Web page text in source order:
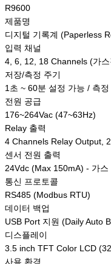
R9600
제품명
디지털 기록계 (Paperless
입력 채널
4, 6, 12, 18 Channels (가
저장/측정 주기
1초 ~ 60분 설정 가능 / 측
전원 공급
176~264Vac (47~63Hz)
Relay 출력
4 Channels Relay Output,
센서 전원 출력
24Vdc (Max 150mA) - 가스
통신 프로토콜
RS485 (Modbus RTU)
데이터 백업
USB Port 지원 (Daily Auto
디스플레이
3.5 inch TFT Color LCD
사용 환경